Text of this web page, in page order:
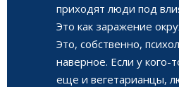
приходят люди под
Это как заражение
Это, собственно,
наверное. Если у кого-
еще и вегетарианцы,